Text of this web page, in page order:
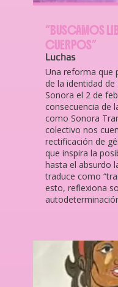
“BUSCAMOS
CUERPOS”
Luchas
Una reforma que
de la identidad
Sonora el 2 de
consecuencia de
como Sonora
colectivo nos
rectificación de
que inspira la
hasta el absurdo
traduce como
esto, reflexiona